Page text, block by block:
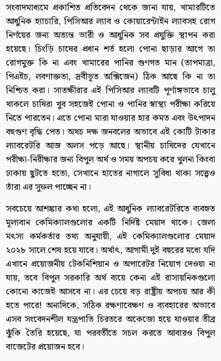
সংবাদমাধ্যমে প্রকাশিত প্রতিবেদন থেকে জানা যায়, খামারটিতে
আধুনিক হ্যাচারি, পিসিআর ল্যাব ও কোয়ারেন্টাইন ল্যাবসহ রোগ
নির্ণয়ের জন্য অত্যন্ত ভারী ও আধুনিক সব প্রযুক্তি স্থাপন করা
হয়েছে। চিংড়ি চাষের প্রধান শর্ত হলো পোনা ছাড়ার আগে তা
রোগমুক্ত কি না এবং খামারের পানির গুণগত মান (তাপমাত্রা,
পিএইচ, লবণাক্ততা, দ্রবীভূত অক্সিজেন) ঠিক আছে কি না তা
নিশ্চিত করা। সাতক্ষীরার এই পিসিআর ল্যাবটি পূর্ণাঙ্গভাবে চালু
থাকলে চাষিরা খুব সহজেই পোনা ও পানির স্বাস্থ্য পরীক্ষা করিয়ে
নিতে পারতেন। এতে পোনা মারা যাওয়ার হার কমত এবং উৎপাদন
বহুগুণ বৃদ্ধি পেত। অথচ দক্ষ জনবলের অভাবে এই কোটি টাকার
ল্যাবরেটরি আজ অলস পড়ে আছে। স্থানীয় চাষিদের যেখানে
পরীক্ষা-নিরীক্ষার জন্য বিপুল অর্থ ও সময় অপচয় করে খুলনা কিংবা
ঢাকায় ছুটতে হতো, সেখানে হাতের নাগালে সুবিধা থাকা সত্ত্বেও
তাঁরা এর সুফল পাচ্ছেন না।
সবচেয়ে আশঙ্কার কথা হলো, এই আধুনিক ল্যাবরেটরিতে ব্যবহৃত
মূল্যবান কেমিক্যালগুলোর একটি নির্দিষ্ট মেয়াদ থাকে। জেলা
মৎস্য কর্মকর্তার তথ্য অনুযায়ী, এই কেমিক্যালগুলোর মেয়াদ
২০২৮ সালে শেষ হয়ে যাবে। অর্থাৎ, আগামী দুই বছরের মধ্যে যদি
এখানে প্রয়োজনীয় টেকনিশিয়ান ও অপারেটর নিয়োগ দেওয়া না
যায়, তবে বিপুল সরকারি অর্থ ব্যয়ে কেনা এই রাসায়নিকগুলো
কোনো কাজেই আসবে না। এর চেয়ে বড় রাষ্ট্রীয় অপচয় আর কী
হতে পারে! অন্যদিকে, সঠিক রক্ষণাবেক্ষণ ও ব্যবহারের অভাবে
এসব সংবেদনশীল যন্ত্রপাতি চিরতরে অকেজো হয়ে যাওয়ার তীব্র
ঝুঁকি তৈরি হয়েছে, যা পরবর্তীতে সচল করতে আবারও বিপুল
বাজেটের প্রয়োজন হবে।